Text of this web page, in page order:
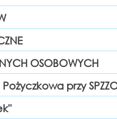
OSOBOWYCH
przy